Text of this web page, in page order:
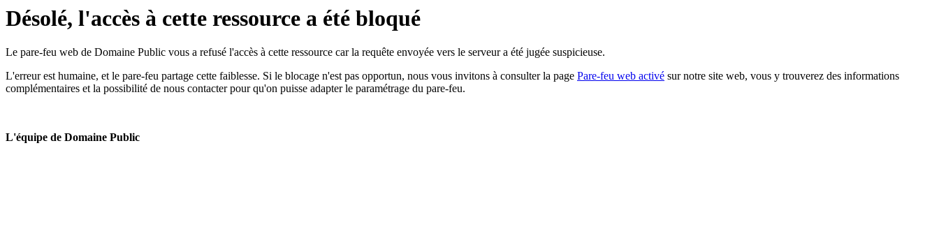
Désolé, l'accès à cette ressource a été bloqué
Le pare-feu web de Domaine Public vous a refusé l'accès à cette ressource car la requête envoyée vers le serveur a été jugée suspicieuse.
L'erreur est humaine, et le pare-feu partage cette faiblesse. Si le blocage n'est pas opportun, nous vous invitons à consulter la page Pare-feu web activé sur notre site web, vous y trouverez des informations
complémentaires et la possibilité de nous contacter pour qu'on puisse adapter le paramétrage du pare-feu.
L'équipe de Domaine Public